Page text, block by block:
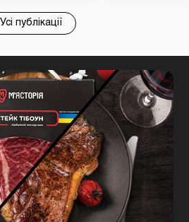
Усі публікації